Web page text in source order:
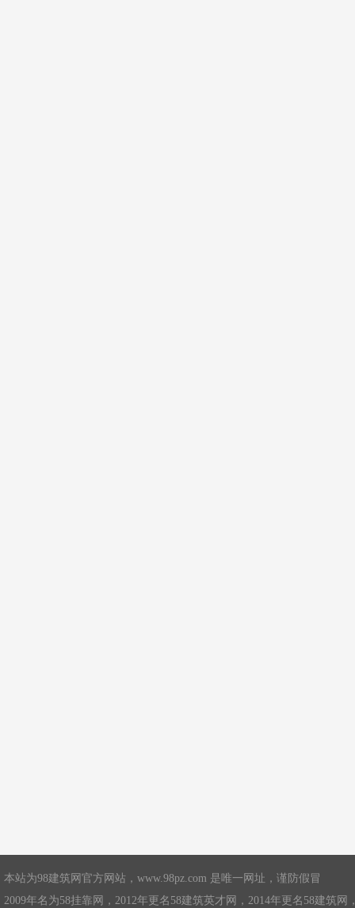
本站为98建筑网官方网站， www.98pz.com 是唯一网址，谨防假冒
2009年名为58挂靠网，2012年更名58建筑英才网，2014年更名58建筑网